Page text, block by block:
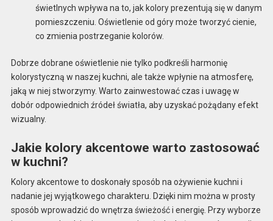
świetlnych wpływa na to, jak kolory prezentują się w danym
pomieszczeniu. Oświetlenie od góry może tworzyć cienie,
co zmienia postrzeganie kolorów.
Dobrze dobrane oświetlenie nie tylko podkreśli harmonię
kolorystyczną w naszej kuchni, ale także wpłynie na atmosferę,
jaką w niej stworzymy. Warto zainwestować czas i uwagę w
dobór odpowiednich źródeł światła, aby uzyskać pożądany efekt
wizualny.
Jakie kolory akcentowe warto zastosować
w kuchni?
Kolory akcentowe to doskonały sposób na ożywienie kuchni i
nadanie jej wyjątkowego charakteru. Dzięki nim można w prosty
sposób wprowadzić do wnętrza świeżość i energię. Przy wyborze